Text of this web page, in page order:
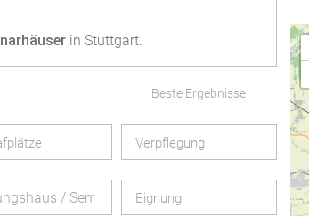
in Stuttgart.
Beste Ergebnisse
Verpflegung
/ SeminarhausEignung